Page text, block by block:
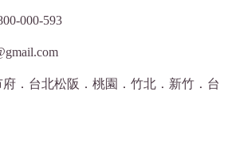
000-593
．台北松阪．桃園．竹北．新竹．台